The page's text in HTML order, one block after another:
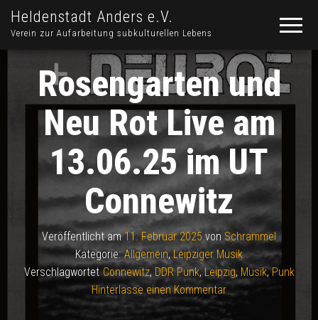
Heldenstadt Anders e.V.
Verein zur Aufarbeitung subkulturellen Lebens
Rosengarten und
Neu Rot Live am
13.06.25 im UT
Connewitz
Veröffentlicht am11. Februar 2025 von Schrammel
Kategorie: Allgemein,Leipziger Musik
Verschlagwortet Connewitz, DDR Punk,Leipzig, Musik,Punk
Hinterlasse einen Kommentar